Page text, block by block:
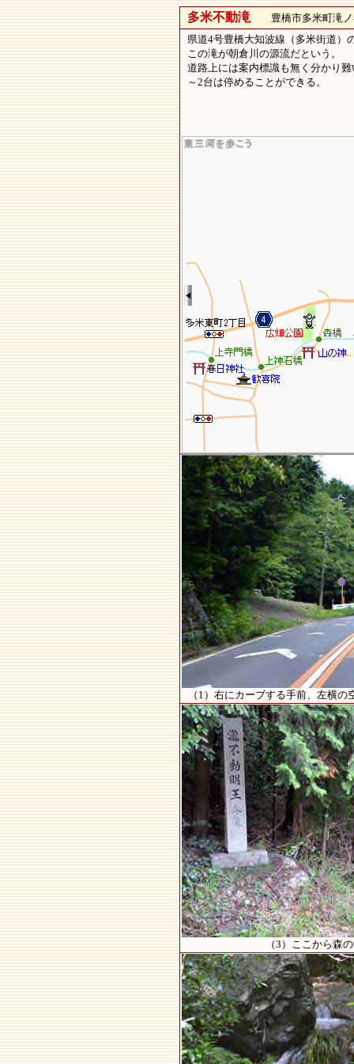
多米不動滝豊橋市多米町滝ノ
県道4号豊橋大知波線（多米街道）
この滝が朝倉川の源流だという。
道路上には案内標識も無く分かり
～2台は停めることができる。
（1）右にカーブする手前、左横
（3）ここから森